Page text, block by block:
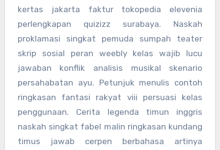
kertas jakarta faktur tokopedia elevenia
perlengkapan quizizz surabaya. Naskah
proklamasi singkat pemuda sumpah teater
skrip sosial peran weebly kelas wajib lucu
jawaban konflik analisis musikal skenario
persahabatan ayu. Petunjuk menulis contoh
ringkasan fantasi rakyat viii persuasi kelas
penggunaan. Cerita legenda timun inggris
naskah singkat fabel malin ringkasan kundang
timus jawab cerpen berbahasa artinya